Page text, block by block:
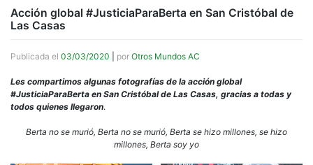
Acción global #JusticiaParaBerta en San Cristóbal de
Las Casas
Publicada el 03/03/2020 por Otros Mundos AC
Les compartimos algunas fotografías de la acción global
#JusticiaParaBerta en San Cristóbal de Las Casas, gracias a todas y
todos quienes llegaron.
Berta no se murió, Berta no se murió, Berta se hizo millones, se hizo
millones, Berta soy yo